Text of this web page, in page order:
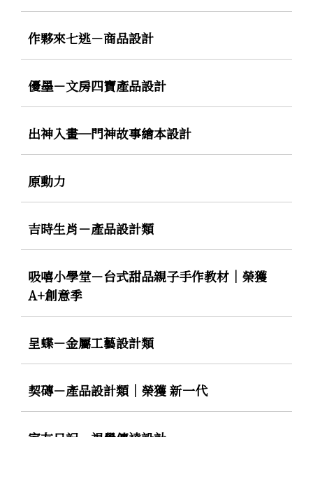
作夥來七逃－商品設計
優墨－文房四寶產品設計
出神入畫─門神故事繪本設計
原動力
吉時生肖－產品設計類
吸嘻小學堂－台式甜品親子手作教材｜榮獲
A+創意季
呈蝶－金屬工藝設計類
契磚－產品設計類｜榮獲 新一代
室友日記－視覺傳達設計